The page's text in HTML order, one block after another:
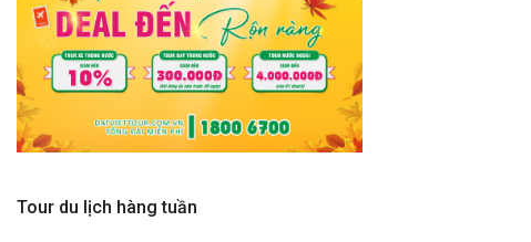
Tour du lịch hàng tuần